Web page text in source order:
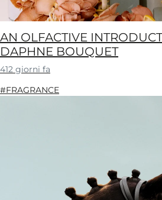
AN OLFACTIVE
DAPHNE BOUQUET
412 giorni fa
#FRAGRANCE